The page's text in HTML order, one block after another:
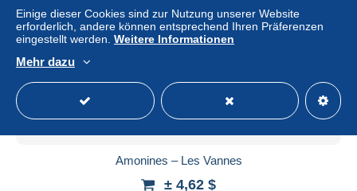
Amonines – Les Vannes
± 4,62 $
Einige dieser Cookies sind zur Nutzung unserer Website
erforderlich, andere können entsprechend Ihren Präferenzen
eingestellt werden. Weitere Informationen
Mehr dazu